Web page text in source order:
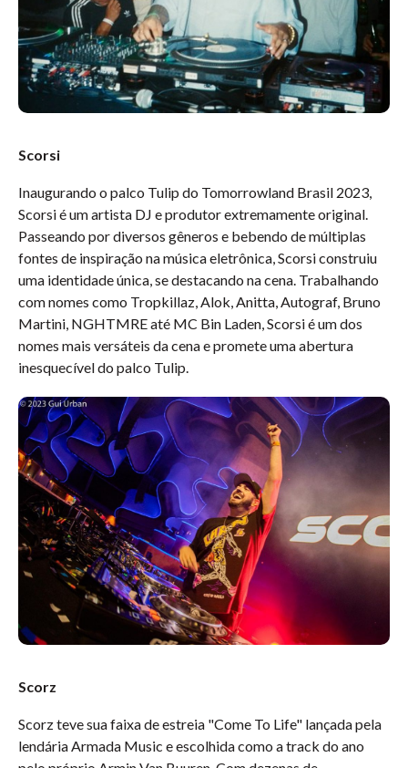
Scorsi
Inaugurando o palco Tulip do Tomorrowland Brasil 2023,
Scorsi é um artista DJ e produtor extremamente original.
Passeando por diversos gêneros e bebendo de múltiplas
fontes de inspiração na música eletrônica, Scorsi construiu
uma identidade única, se destacando na cena. Trabalhando
com nomes como Tropkillaz, Alok, Anitta, Autograf, Bruno
Martini, NGHTMRE até MC Bin Laden, Scorsi é um dos
nomes mais versáteis da cena e promete uma abertura
inesquecível do palco Tulip.
Scorz
Scorz teve sua faixa de estreia "Come To Life" lançada pela
lendária Armada Music e escolhida como a track do ano